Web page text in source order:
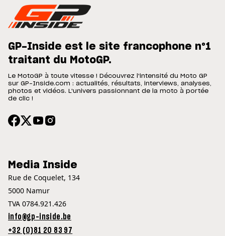
GP-Inside est le site francophone n°1
traitant du MotoGP.
Le MotoGP à toute vitesse ! Découvrez l'intensité du Moto GP
sur GP-Inside.com : actualités, résultats, interviews, analyses,
photos et vidéos. L'univers passionnant de la moto à portée
de clic !
Media Inside
Rue de Coquelet, 134
5000 Namur
TVA 0784.921.426
info@gp-inside.be
+32 (0)81 20 83 97